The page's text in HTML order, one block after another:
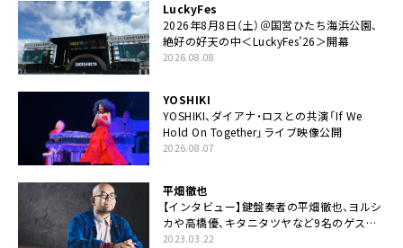
LuckyFes
2026年8月8日（土）＠国営ひたち海浜公園、
絶好の好天の中＜LuckyFes’26＞開幕
2026.08.08
YOSHIKI
YOSHIKI、ダイアナ・ロスとの共演「If We
Hold On Together」ライブ映像公開
2026.08.07
平畑徹也
【インタビュー】鍵盤奏者の平畑徹也、ヨルシ
カや高橋優、キタニタツヤなど9名のゲスト
を迎えた初アルバムに音楽人生の総括「自分
2023.03.22